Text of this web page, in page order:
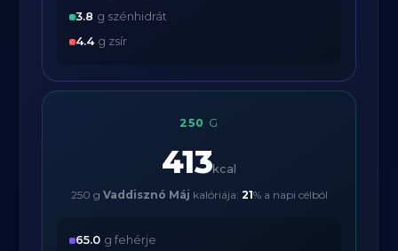
3.8 g szénhidrát
4.4 g zsír
250 G
413kcal
250 g Vaddisznó Máj kalóriája: 21% a napi célból
65.0 g fehérje